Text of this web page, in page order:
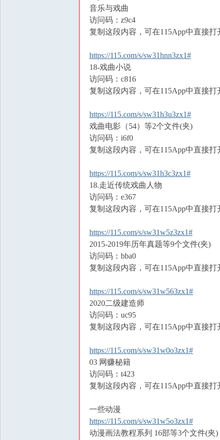
音乐与戏曲
访问码：z9c4
复制这段内容，可在115App中直接打
https://115.com/s/sw31hnn3zx1#
18-戏曲小说
访问码：c816
复制这段内容，可在115App中直接打
https://115.com/s/sw31h3u3zx1#
戏曲电影（54）等2个文件(夹)
访问码：i6f0
复制这段内容，可在115App中直接打
https://115.com/s/sw31h3c3zx1#
18.走近传统戏曲人物
访问码：e367
复制这段内容，可在115App中直接打
https://115.com/s/sw31w5z3zx1#
2015-2019年历年真题等9个文件(夹)
访问码：bba0
复制这段内容，可在115App中直接打
https://115.com/s/sw31w563zx1#
2020二级建造师
访问码：uc95
复制这段内容，可在115App中直接打
https://115.com/s/sw31w0o3zx1#
03 网赚秘籍
访问码：t423
复制这段内容，可在115App中直接打
一些动漫
https://115.com/s/sw31w5o3zx1#
动漫画法教程系列 16部等3个文件(夹)